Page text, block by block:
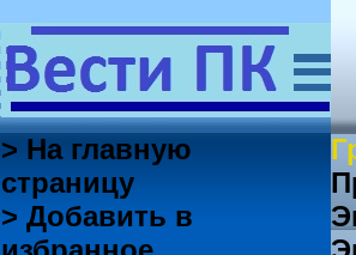
> На главную
страницу
> Добавить в